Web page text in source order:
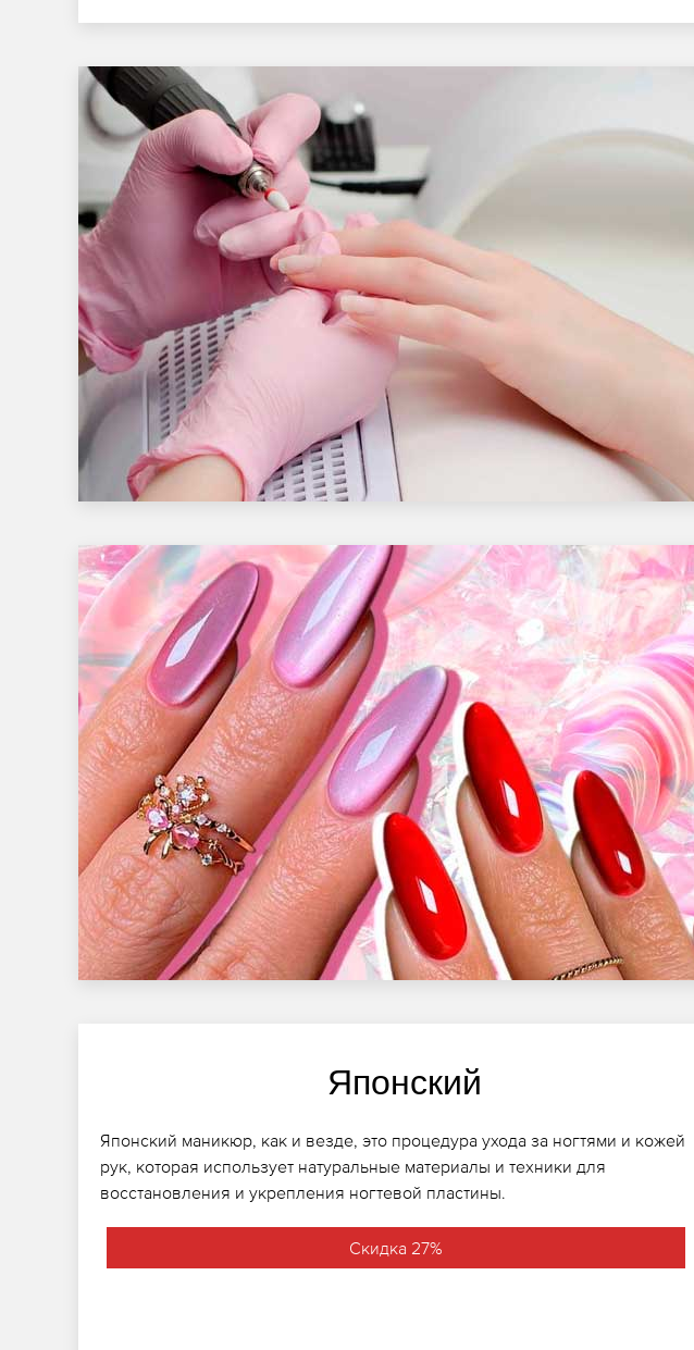
Японский
Японский маникюр, как и везде, это процедура ухода за ногтями и кожей
рук, которая использует натуральные материалы и техники для
восстановления и укрепления ногтевой пластины.
Скидка 27%